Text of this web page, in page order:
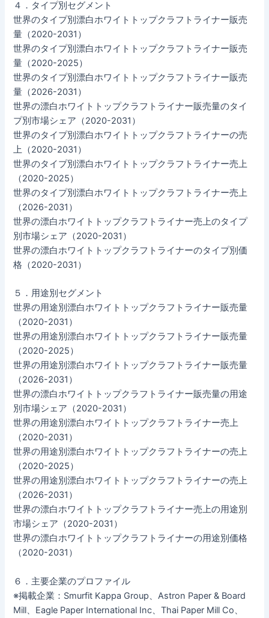
４．タイプ別セグメント
世界のタイプ別漂白ホワイトトップクラフトライナー販売
量（2020-2031）
世界のタイプ別漂白ホワイトトップクラフトライナー販売
量（2020-2025）
世界のタイプ別漂白ホワイトトップクラフトライナー販売
量（2026-2031）
世界の漂白ホワイトトップクラフトライナー販売量のタイ
プ別市場シェア（2020-2031）
世界のタイプ別漂白ホワイトトップクラフトライナーの売
上（2020-2031）
世界のタイプ別漂白ホワイトトップクラフトライナー売上
（2020-2025）
世界のタイプ別漂白ホワイトトップクラフトライナー売上
（2026-2031）
世界の漂白ホワイトトップクラフトライナー売上のタイプ
別市場シェア（2020-2031）
世界の漂白ホワイトトップクラフトライナーのタイプ別価
格（2020-2031）
５．用途別セグメント
世界の用途別漂白ホワイトトップクラフトライナー販売量
（2020-2031）
世界の用途別漂白ホワイトトップクラフトライナー販売量
（2020-2025）
世界の用途別漂白ホワイトトップクラフトライナー販売量
（2026-2031）
世界の漂白ホワイトトップクラフトライナー販売量の用途
別市場シェア（2020-2031）
世界の用途別漂白ホワイトトップクラフトライナー売上
（2020-2031）
世界の用途別漂白ホワイトトップクラフトライナーの売上
（2020-2025）
世界の用途別漂白ホワイトトップクラフトライナーの売上
（2026-2031）
世界の漂白ホワイトトップクラフトライナー売上の用途別
市場シェア（2020-2031）
世界の漂白ホワイトトップクラフトライナーの用途別価格
（2020-2031）
６．主要企業のプロファイル
※掲載企業：Smurfit Kappa Group、Astron Paper & Board
Mill、Eagle Paper International Inc、Thai Paper Mill Co、